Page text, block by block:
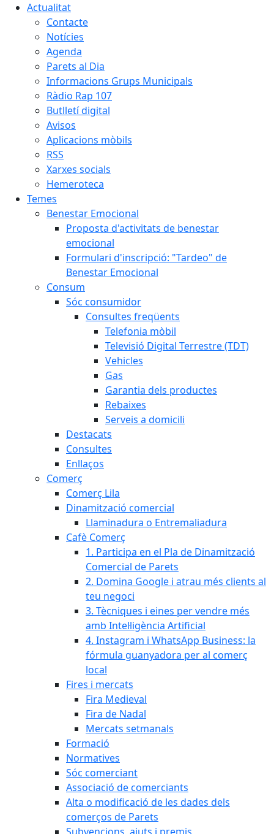
Actualitat
Contacte
Notícies
Agenda
Parets al Dia
Informacions Grups Municipals
Ràdio Rap 107
Butlletí digital
Avisos
Aplicacions mòbils
RSS
Xarxes socials
Hemeroteca
Temes
Benestar Emocional
Proposta d'activitats de benestar
emocional
Formulari d'inscripció: "Tardeo" de
Benestar Emocional
Consum
Sóc consumidor
Consultes freqüents
Telefonia mòbil
Televisió Digital Terrestre (TDT)
Vehicles
Gas
Garantia dels productes
Rebaixes
Serveis a domicili
Destacats
Consultes
Enllaços
Comerç
Comerç Lila
Dinamització comercial
Llaminadura o Entremaliadura
Cafè Comerç
1. Participa en el Pla de Dinamització
Comercial de Parets
2. Domina Google i atrau més clients al
teu negoci
3. Tècniques i eines per vendre més
amb Intel·ligència Artificial
4. Instagram i WhatsApp Business: la
fórmula guanyadora per al comerç
local
Fires i mercats
Fira Medieval
Fira de Nadal
Mercats setmanals
Formació
Normatives
Sóc comerciant
Associació de comerciants
Alta o modificació de les dades dels
comerços de Parets